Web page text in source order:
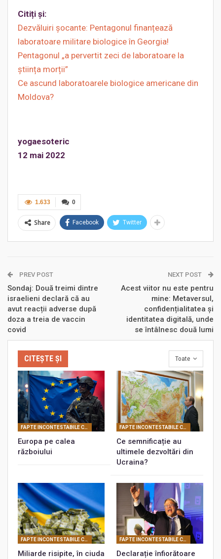
Citiți și:
Dezvăluiri șocante: Pentagonul finanțează
laboratoare militare biologice în Georgia!
Pentagonul „a pervertit zeci de laboratoare la
știința morții”
Ce ascund laboratoarele biologice americane din
Moldova?
yogaesoteric
12 mai 2022
0
1.633
Share Facebook Twitter
PREV POST
Sondaj: Două treimi dintre
israelieni declară că au
avut reacții adverse după
doza a treia de vaccin
covid
NEXT POST
Acest viitor nu este pentru
mine: Metaversul,
confidențialitatea și
identitatea digitală, unde
se întâlnesc două lumi
Toate
CITEȘTE ȘI
FAPTE INCONTESTABILE CARE PROBEAZĂ REALITATEA CONSPIRATIEI PLANETARE
Europa pe calea
războiului
FAPTE INCONTESTABILE CARE PROBEAZĂ REALITATEA CONSPIRATIEI PLANETARE
Ce semnificație au
ultimele dezvoltări din
Ucraina?
FAPTE INCONTESTABILE CARE PROBEAZĂ REALITATEA CONSPIRATIEI PLANETARE
Miliarde risipite, în ciuda
FAPTE INCONTESTABILE CARE PROBEAZĂ REALITATEA CONSPIRATIEI PLANETARE
Declarație înfiorătoare